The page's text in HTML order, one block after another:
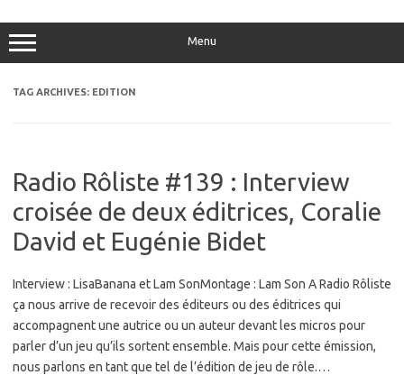
Menu
TAG ARCHIVES: EDITION
Radio Rôliste #139 : Interview
croisée de deux éditrices, Coralie
David et Eugénie Bidet
Interview : LisaBanana et Lam SonMontage : Lam Son A Radio Rôliste
ça nous arrive de recevoir des éditeurs ou des éditrices qui
accompagnent une autrice ou un auteur devant les micros pour
parler d’un jeu qu’ils sortent ensemble. Mais pour cette émission,
nous parlons en tant que tel de l’édition de jeu de rôle.…